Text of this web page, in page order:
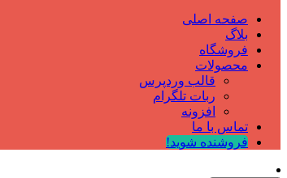
صفحه اصلی
بلاگ
فروشگاه
محصولات
قالب وردپرس
ربات تلگرام
افزونه
تماس با ما
فروشنده شوید!